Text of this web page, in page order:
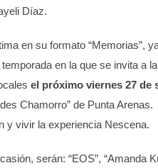
Díaz.
en su formato “Memorias”,
en la que se invita a
el próximo viernes 27 de
Chamorro” de Punta
y vivir la experiencia Nescena.
serán: “EOS”, “Amanda